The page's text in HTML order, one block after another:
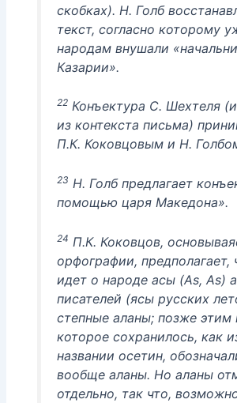
скобках). Н. Голб
текст, согласно которому
народам внушали
Казарии».
22Конъектура С. Шехтеля
из контекста письма)
П.К. Коковцовым и Н.
23 Н. Голб предлагает
помощью царя Македона».
24 П.К. Коковцов,
орфографии, предполагает,
идет о народе асы (As, As)
писателей (ясы русских
степные аланы; позже этим
которое сохранилось, как
названии осетин,
вообще аланы. Но аланы
отдельно, так что,